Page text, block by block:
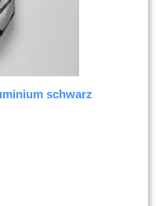
schwarz